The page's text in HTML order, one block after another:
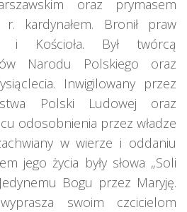
oraz prymasem
kardynałem. Bronił praw
i Kościoła. Był twórcą
Narodu Polskiego oraz
Inwigilowany przez
Polski Ludowej oraz
odosobnienia przez władze
w wierze i oddaniu
jego życia były słowa „Soli
Bogu przez Maryję.
swoim czcicielom